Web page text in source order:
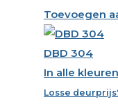
Toevoegen
DBD 304
In alle
Losse deurprijs